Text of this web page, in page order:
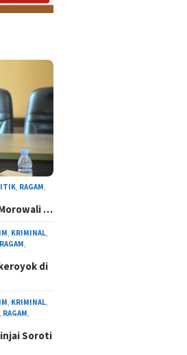
Rakyat di Sinjai
Sinjai Bergerak Cepat
Admin Redaksi
, RAGAM,
…
, KRIMINAL,
RAGAM,
di
, KRIMINAL,
, RAGAM,
Soroti